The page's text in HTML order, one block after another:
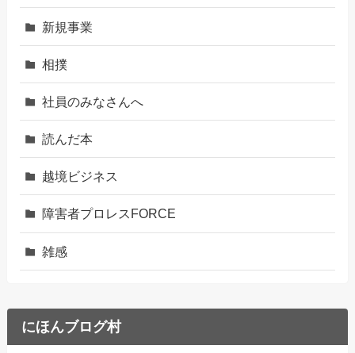
新規事業
相撲
社員のみなさんへ
読んだ本
越境ビジネス
障害者プロレスFORCE
雑感
にほんブログ村